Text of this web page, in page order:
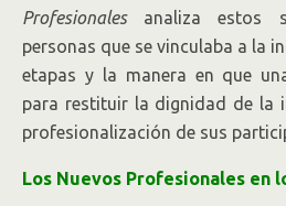
Profesionalesanaliza estos
personas que se vinculaba a la
etapas y la manera en que
para restituir la dignidad de la
profesionalización de sus
Los Nuevos Profesionales en